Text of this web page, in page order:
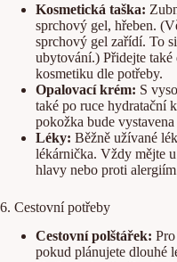
Kosmetická taška:
sprchový gel, hřeben.
sprchový gel zařídí. To
ubytování.) Přidejte
kosmetiku dle potřeby.
Opalovací krém: S
také po ruce hydratační
pokožka bude
Léky: Běžně užívané
lékárnička. Vždy mějte
hlavy nebo proti
6. Cestovní potřeby
Cestovní polštářek:
pokud plánujete dlouhé